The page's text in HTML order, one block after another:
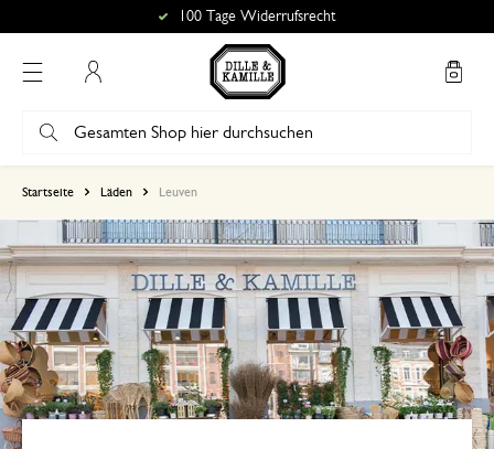
100 Tage Widerrufsrecht
Startseite Läden Leuven